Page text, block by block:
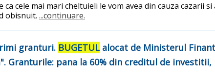
cele mai mari cheltuieli le vom avea din cauza cazarii
obisnuit. ...continuare.
granturi. BUGETUL alocat de Ministerul
pana la 60% din creditul de investitii,